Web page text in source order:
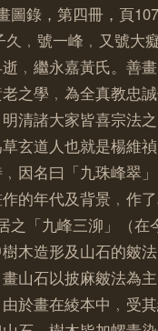
圖錄，第四冊，頁
久﹐號一峰﹐又號大
﹐繼永嘉黃氏。善
之學﹐為全真教忠
清諸大家皆喜宗法
玄道人也就是楊維
因名曰「九珠峰翠
作的年代及背景﹐作
之「九峰三泖」（
木造形及山石的皴
山石以披麻皴法為
於畫在綾本中﹐受